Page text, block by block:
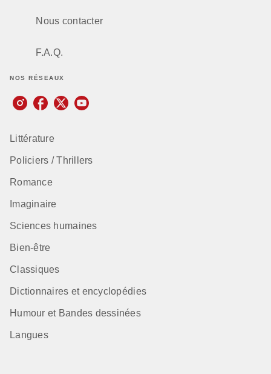
Nous contacter
F.A.Q.
NOS RÉSEAUX
Littérature
Policiers / Thrillers
Romance
Imaginaire
Sciences humaines
Bien-être
Classiques
Dictionnaires et encyclopédies
Humour et Bandes dessinées
Langues